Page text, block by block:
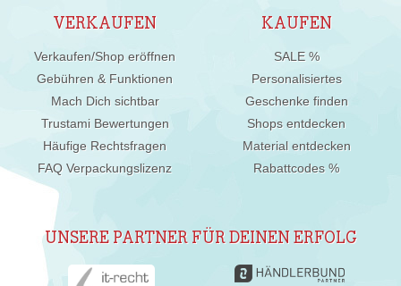
VERKAUFEN
Verkaufen/Shop eröffnen
Gebühren & Funktionen
Mach Dich sichtbar
Trustami Bewertungen
Häufige Rechtsfragen
FAQ Verpackungslizenz
KAUFEN
SALE %
Personalisiertes
Geschenke finden
Shops entdecken
Material entdecken
Rabattcodes %
UNSERE PARTNER FÜR DEINEN ERFOLG